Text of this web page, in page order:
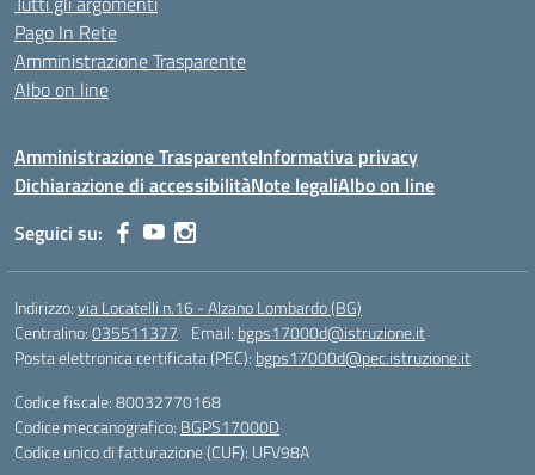
Pago In Rete
Amministrazione Trasparente
Albo on line
Amministrazione TrasparenteInformativa privacy
Dichiarazione di accessibilitàNote legaliAlbo on line
Seguici su:
Indirizzo:via Locatelli n.16 - Alzano Lombardo (BG)
Centralino:035511377 Email: bgps17000d@istruzione.it
Posta elettronica certificata (PEC): bgps17000d@pec.istruzione.it
Codice fiscale: 80032770168
Codice meccanografico: BGPS17000D
Codice unico di fatturazione (CUF): UFV98A